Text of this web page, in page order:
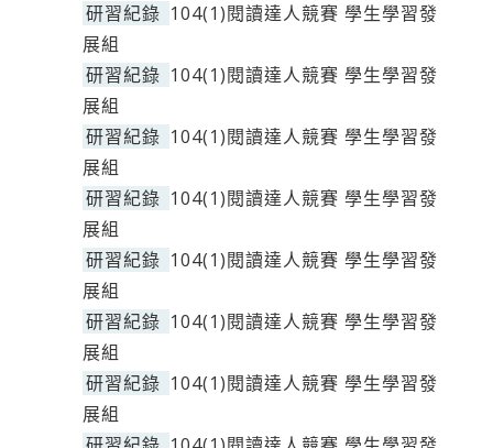
研習紀錄 104(1)閱讀達人競賽 學生學習發
展組
研習紀錄 104(1)閱讀達人競賽 學生學習發
展組
研習紀錄 104(1)閱讀達人競賽 學生學習發
展組
研習紀錄 104(1)閱讀達人競賽 學生學習發
展組
研習紀錄 104(1)閱讀達人競賽 學生學習發
展組
研習紀錄 104(1)閱讀達人競賽 學生學習發
展組
研習紀錄 104(1)閱讀達人競賽 學生學習發
展組